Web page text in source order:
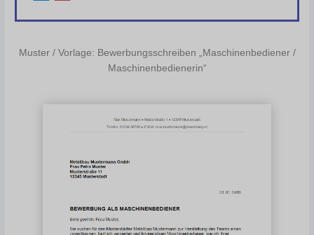
Muster / Vorlage: Bewerbungsschreiben „Maschinenbediener /
Maschinenbedienerin“